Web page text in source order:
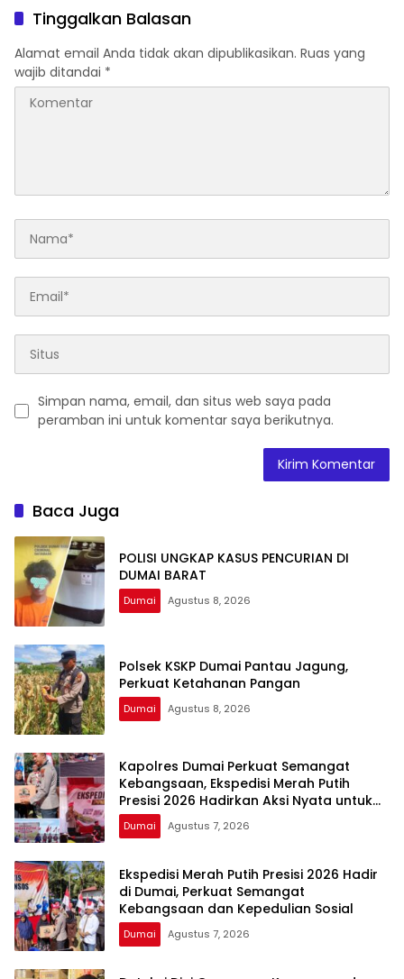
HunianTinggalkan Balasan
Alamat email Anda tidak akan dipublikasikan. Ruas yang
wajib ditandai *
Simpan nama, email, dan situs web saya pada
peramban ini untuk komentar saya berikutnya.
Baca Juga
POLISI UNGKAP KASUS PENCURIAN DI
DUMAI BARAT
Dumai Agustus 8, 2026
Polsek KSKP Dumai Pantau Jagung,
Perkuat Ketahanan Pangan
Dumai Agustus 8, 2026
Kapolres Dumai Perkuat Semangat
Kebangsaan, Ekspedisi Merah Putih
Presisi 2026 Hadirkan Aksi Nyata untuk
Rakyat
Dumai Agustus 7, 2026
Ekspedisi Merah Putih Presisi 2026 Hadir
di Dumai, Perkuat Semangat
Kebangsaan dan Kepedulian Sosial
Dumai Agustus 7, 2026